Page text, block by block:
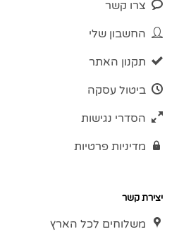
צרו קשר
החשבון שלי
תקנון האתר
ביטול עסקה
הסדרי נגישות
מדיניות פרטיות
יצירת קשר
משלוחים לכל הארץ